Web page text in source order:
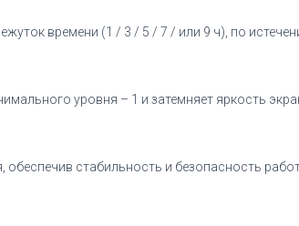
времени (1 / 3 / 5 / 7 / или 9 ч), по
уровня – 1 и затемняет яркость
обеспечив стабильность и безопасность